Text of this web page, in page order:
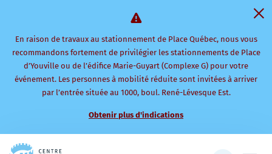
En raison de travaux au stationnement de Place Québec, nous vous
recommandons fortement de privilégier les stationnements de Place
d’Youville ou de l’édifice Marie-Guyart (Complexe G) pour votre
événement. Les personnes à mobilité réduite sont invitées à arriver
par l’entrée située au 1000, boul. René-Lévesque Est.
Obtenir plus d'indications